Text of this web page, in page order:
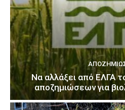
Να αλλάξει από ΕΛΓΑ
αποζημιώσεων για